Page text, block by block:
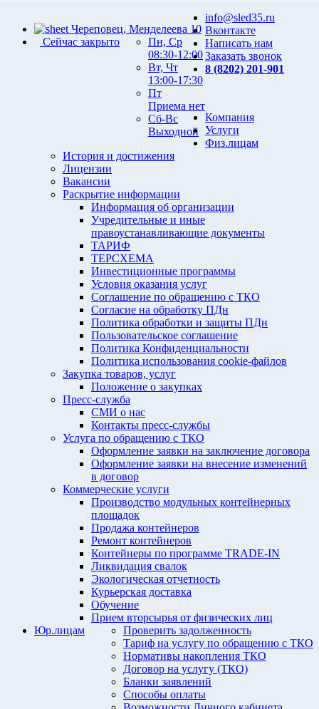
Череповец, Менделеева 10
Сейчас закрыто
Пн, Ср
08:30-12:00
Вт, Чт
13:00-17:30
Пт
Приема нет
Сб-Вс
Выходной
info@sled35.ru
Вконтакте
Написать нам
Заказать звонок
8 (8202) 201-901
Компания
История и достижения
Лицензии
Вакансии
Раскрытие информации
Информация об организации
Учредительные и иные
правоустанавливающие документы
ТАРИФ
ТЕРСХЕМА
Инвестиционные программы
Условия оказания услуг
Соглашение по обращению с ТКО
Согласие на обработку ПДн
Политика обработки и защиты ПДн
Пользовательское соглашение
Политика Конфиденциальности
Политика использования cookie-файлов
Закупка товаров, услуг
Положение о закупках
Пресс-служба
СМИ о нас
Контакты пресс-службы
Услуги
Услуга по обращению с ТКО
Оформление заявки на заключение договора
Оформление заявки на внесение изменений
в договор
Коммерческие услуги
Производство модульных контейнерных
площадок
Продажа контейнеров
Ремонт контейнеров
Контейнеры по программе TRADE-IN
Ликвидация свалок
Экологическая отчетность
Курьерская доставка
Обучение
Прием вторсырья от физических лиц
Физ.лицам
Проверить задолженность
Тариф на услугу по обращению с ТКО
Нормативы накопления ТКО
Договор на услугу (ТКО)
Бланки заявлений
Способы оплаты
Юр.лицам